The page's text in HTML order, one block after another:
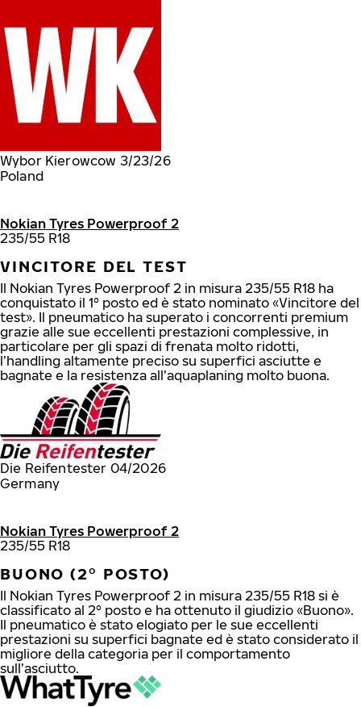
Wybor Kierowcow 3/23/26
Poland
Nokian Tyres Powerproof 2
235/55 R18
VINCITORE DEL TEST
Il Nokian Tyres Powerproof 2 in misura 235/55 R18 ha
conquistato il 1° posto ed è stato nominato «Vincitore del
test». Il pneumatico ha superato i concorrenti premium
grazie alle sue eccellenti prestazioni complessive, in
particolare per gli spazi di frenata molto ridotti,
l’handling altamente preciso su superfici asciutte e
bagnate e la resistenza all’aquaplaning molto buona.
Die Reifentester 04/2026
Germany
Nokian Tyres Powerproof 2
235/55 R18
BUONO (2° POSTO)
Il Nokian Tyres Powerproof 2 in misura 235/55 R18 si è
classificato al 2° posto e ha ottenuto il giudizio «Buono».
Il pneumatico è stato elogiato per le sue eccellenti
prestazioni su superfici bagnate ed è stato considerato il
migliore della categoria per il comportamento
sull’asciutto.